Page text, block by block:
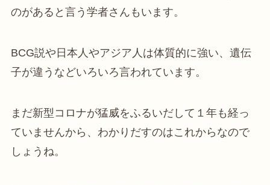
のがあると言う学者さんもいます。
BCG説や日本人やアジア人は体質的に強い、遺伝
子が違うなどいろいろ言われています。
まだ新型コロナが猛威をふるいだして１年も経っ
ていませんから、わかりだすのはこれからなので
しょうね。